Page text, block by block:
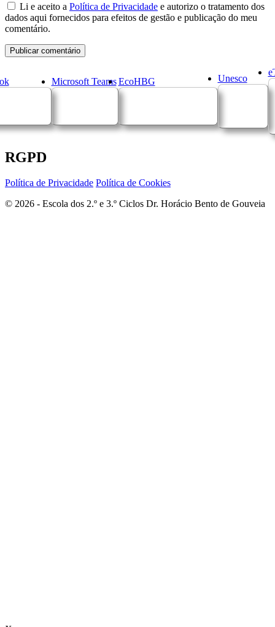
Li e aceito a Política de Privacidade e autorizo o tratamento dos
dados aqui fornecidos para efeitos de gestão e publicação do meu
comentário.
Microsoft Teams EcoHBG Unesco
RGPD
Política de Privacidade Política de Cookies
© 2026 - Escola dos 2.º e 3.º Ciclos Dr. Horácio Bento de Gouveia